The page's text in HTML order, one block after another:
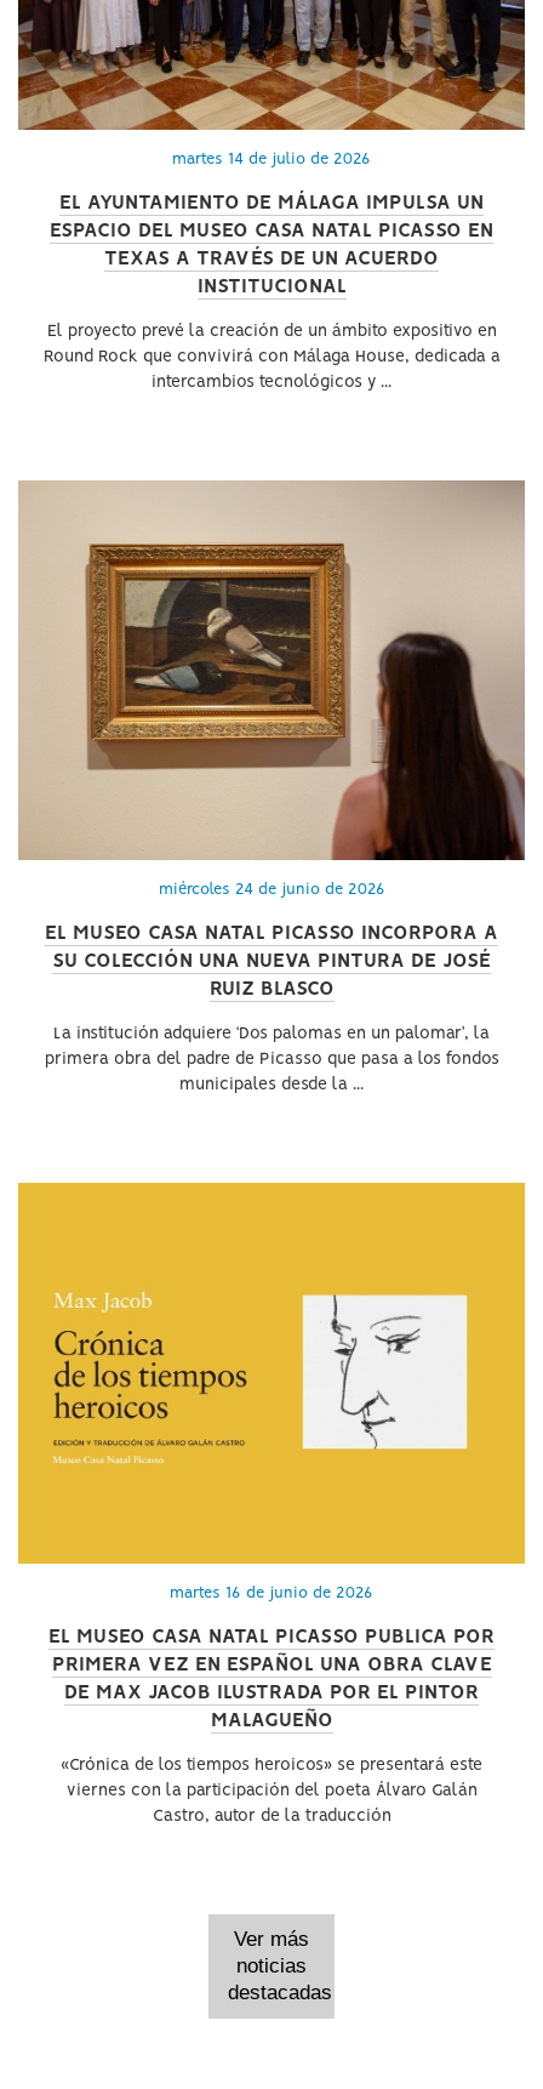
martes 14 de julio de 2026
EL AYUNTAMIENTO DE MÁLAGA IMPULSA UN
ESPACIO DEL MUSEO CASA NATAL PICASSO EN
TEXAS A TRAVÉS DE UN ACUERDO
INSTITUCIONAL
El proyecto prevé la creación de un ámbito expositivo en
Round Rock que convivirá con Málaga House, dedicada a
intercambios tecnológicos y ...
miércoles 24 de junio de 2026
EL MUSEO CASA NATAL PICASSO INCORPORA A
SU COLECCIÓN UNA NUEVA PINTURA DE JOSÉ
RUIZ BLASCO
La institución adquiere ‘Dos palomas en un palomar’, la
primera obra del padre de Picasso que pasa a los fondos
municipales desde la ...
martes 16 de junio de 2026
EL MUSEO CASA NATAL PICASSO PUBLICA POR
PRIMERA VEZ EN ESPAÑOL UNA OBRA CLAVE
DE MAX JACOB ILUSTRADA POR EL PINTOR
MALAGUEÑO
«Crónica de los tiempos heroicos» se presentará este
viernes con la participación del poeta Álvaro Galán
Castro, autor de la traducción
Ver más
noticias
destacadas